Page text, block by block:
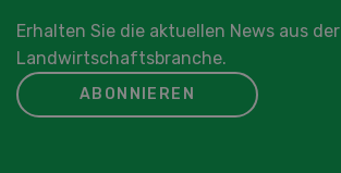
Erhalten Sie die aktuellen News aus der
Landwirtschaftsbranche.
ABONNIEREN